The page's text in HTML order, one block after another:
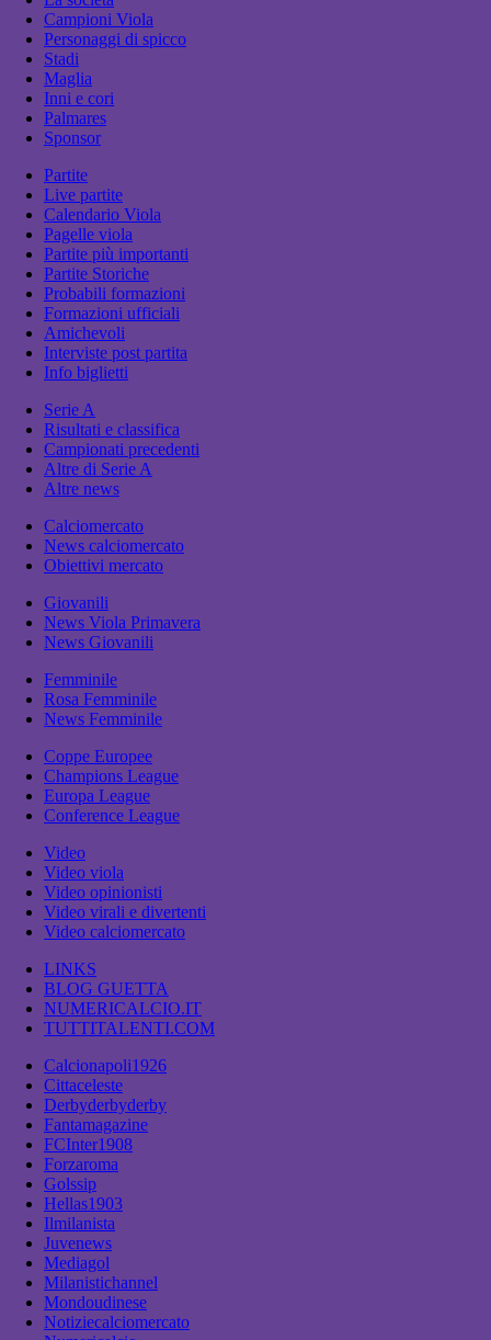
Campioni Viola
Personaggi di spicco
Stadi
Maglia
Inni e cori
Palmares
Sponsor
Partite
Live partite
Calendario Viola
Pagelle viola
Partite più importanti
Partite Storiche
Probabili formazioni
Formazioni ufficiali
Amichevoli
Interviste post partita
Info biglietti
Serie A
Risultati e classifica
Campionati precedenti
Altre di Serie A
Altre news
Calciomercato
News calciomercato
Obiettivi mercato
Giovanili
News Viola Primavera
News Giovanili
Femminile
Rosa Femminile
News Femminile
Coppe Europee
Champions League
Europa League
Conference League
Video
Video viola
Video opinionisti
Video virali e divertenti
Video calciomercato
LINKS
BLOG GUETTA
NUMERICALCIO.IT
TUTTITALENTI.COM
Calcionapoli1926
Cittaceleste
Derbyderbyderby
Fantamagazine
FCInter1908
Forzaroma
Golssip
Hellas1903
Ilmilanista
Juvenews
Mediagol
Milanistichannel
Mondoudinese
Notiziecalciomercato